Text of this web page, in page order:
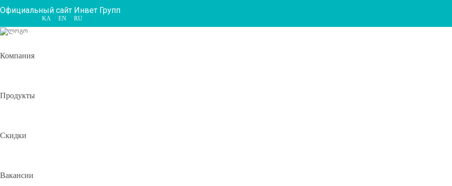
Официальный сайт Инвет Групп
KA EN RU
Компания
Продукты
Скидки
Вакансии